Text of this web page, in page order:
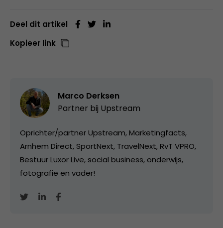
Deel dit artikel
Kopieer link
Marco Derksen
Partner bij Upstream
Oprichter/partner Upstream, Marketingfacts,
Arnhem Direct, SportNext, TravelNext, RvT VPRO,
Bestuur Luxor Live, social business, onderwijs,
fotografie en vader!